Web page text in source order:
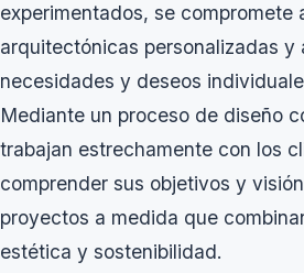
experimentados, se compromete
arquitectónicas personalizadas y
necesidades y deseos
Mediante un proceso de diseño
trabajan estrechamente con los
comprender sus objetivos y
proyectos a medida que
estética y sostenibilidad.